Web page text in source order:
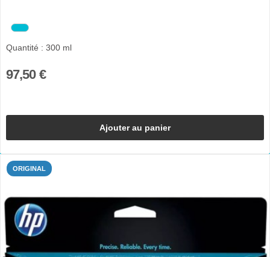
Quantité : 300 ml
97,50 €
Ajouter au panier
ORIGINAL